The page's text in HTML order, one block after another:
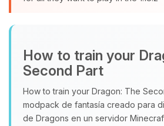
How to train your
Second Part
How to train your Dragon: The
modpack de fantasía creado para
de Dragons en un servidor
07/08/2026 02:39